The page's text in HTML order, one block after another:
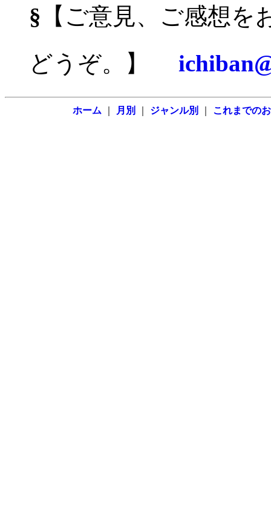
§ 【ご意見、ご感想
どうぞ。】
ホーム 月別 ジャンル別 これまでの